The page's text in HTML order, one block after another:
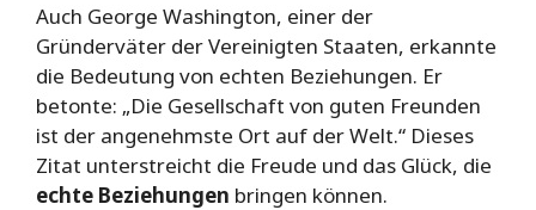
Auch George Washington, einer der
Gründerväter der Vereinigten Staaten, erkannte
die Bedeutung von echten Beziehungen. Er
betonte: „Die Gesellschaft von guten Freunden
ist der angenehmste Ort auf der Welt.“ Dieses
Zitat unterstreicht die Freude und das Glück, die
echte Beziehungen bringen können.